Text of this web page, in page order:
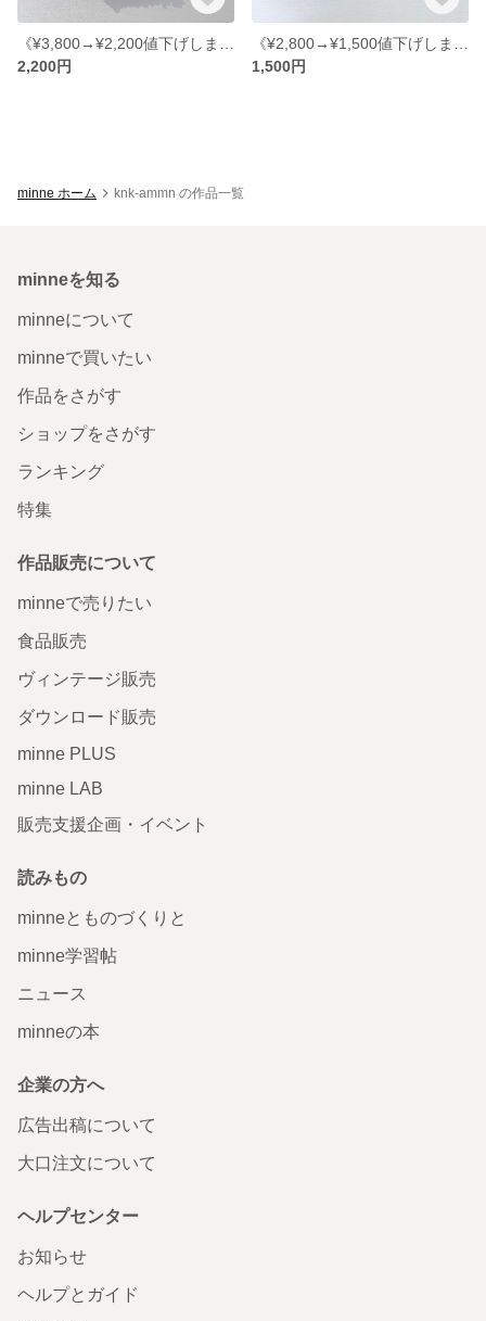
2,200円
1,500円
minne ホーム knk-ammn の作品一覧
minneを知る
minneについて
minneで買いたい
作品をさがす
ショップをさがす
ランキング
特集
作品販売について
minneで売りたい
食品販売
ヴィンテージ販売
ダウンロード販売
minne PLUS
minne LAB
販売支援企画・イベント
読みもの
minneとものづくりと
minne学習帖
ニュース
minneの本
企業の方へ
広告出稿について
大口注文について
ヘルプセンター
お知らせ
ヘルプとガイド